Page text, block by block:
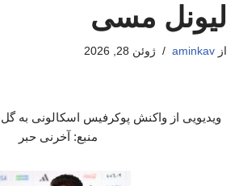
لیونل مسی
از aminkav ژوئن 28, 2026
ویدیویی از واکنش پوکرفیس اسکالونی به گل
منبع: آخرنی حبر